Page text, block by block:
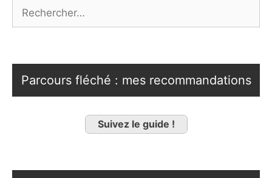
Parcours fléché : mes recommandations
Suivez le guide !